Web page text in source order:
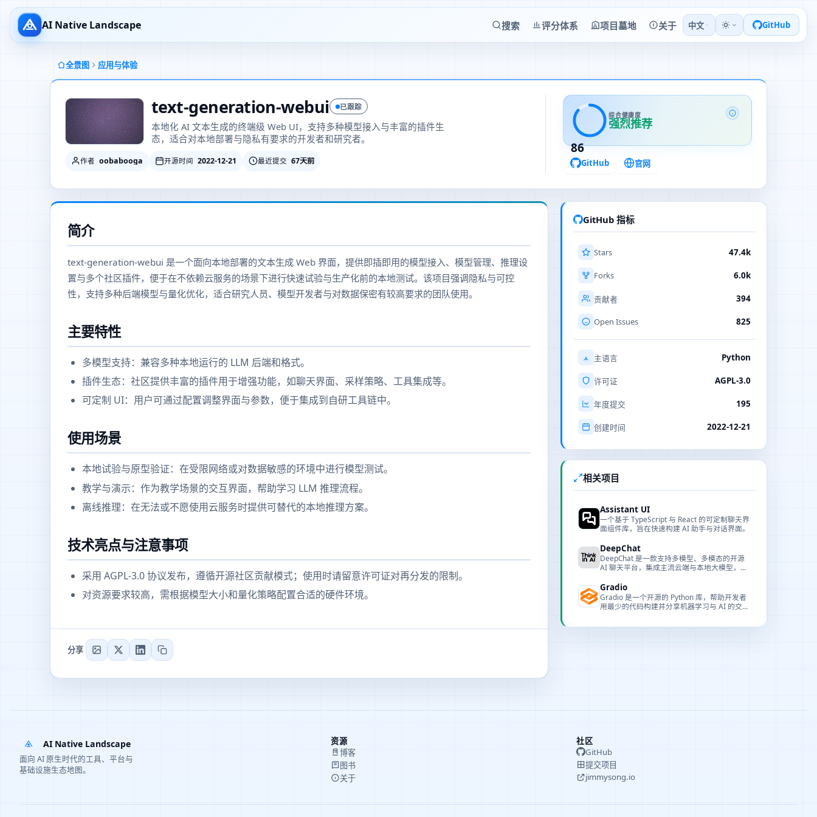
AI Native Landscape 搜索 评分体系 项目墓地 关于 中文 GitHub
全景图 应用与体验
text-generation-webui 已跟踪
本地化 AI 文本生成的终端级 Web UI，支持多种模型接入与丰富的插件生
态，适合对本地部署与隐私有要求的开发者和研究者。
作者 oobabooga 开源时间 2022-12-21 最近提交 67天前
86
综合健康度
强烈推荐
GitHub 官网
简介
text-generation-webui 是一个面向本地部署的文本生成 Web 界面，提供即插即用的模型接入、模型管理、推理设
置与多个社区插件，便于在不依赖云服务的场景下进行快速试验与生产化前的本地测试。该项目强调隐私与可控
性，支持多种后端模型与量化优化，适合研究人员、模型开发者与对数据保密有较高要求的团队使用。
主要特性
多模型支持：兼容多种本地运行的 LLM 后端和格式。
插件生态：社区提供丰富的插件用于增强功能，如聊天界面、采样策略、工具集成等。
可定制 UI：用户可通过配置调整界面与参数，便于集成到自研工具链中。
使用场景
本地试验与原型验证：在受限网络或对数据敏感的环境中进行模型测试。
教学与演示：作为教学场景的交互界面，帮助学习 LLM 推理流程。
离线推理：在无法或不愿使用云服务时提供可替代的本地推理方案。
技术亮点与注意事项
采用 AGPL-3.0 协议发布，遵循开源社区贡献模式；使用时请留意许可证对再分发的限制。
对资源要求较高，需根据模型大小和量化策略配置合适的硬件环境。
分享
GitHub 指标
Stars 47.4k
Forks 6.0k
贡献者 394
Open Issues 825
主语言 Python
许可证 AGPL-3.0
年度提交 195
创建时间 2022-12-21
相关项目
Assistant UI
一个基于 TypeScript 与 React 的可定制聊天界
面组件库，旨在快速构建 AI 助手与对话界面。
DeepChat
DeepChat 是一款支持多模型、多模态的开源
AI 聊天平台，集成主流云端与本地大模型，提
Gradio
Gradio 是一个开源的 Python 库，帮助开发者
用最少的代码构建并分享机器学习与 AI 的交互
AI Native Landscape
面向 AI 原生时代的工具、平台与
基础设施生态地图。
资源
博客
图书
关于
社区
GitHub
提交项目
jimmysong.io